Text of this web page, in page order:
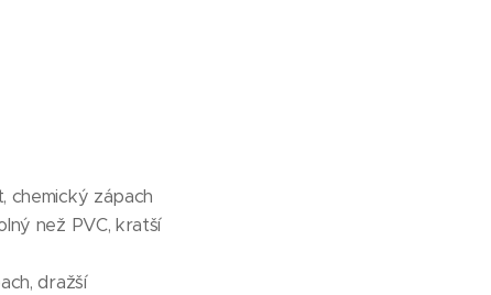
chemický zápach
než PVC, kratší
dražší